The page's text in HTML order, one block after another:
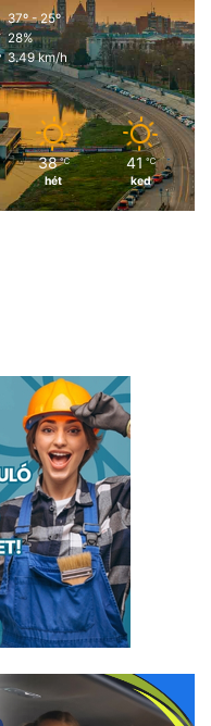
37º - 25º
28%
3.49 km/h
38 ℃
hét
41 ℃
ked